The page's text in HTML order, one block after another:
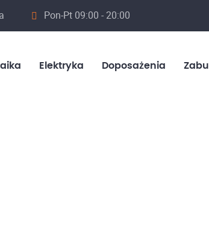
Pon-Pt 09:00 - 20:00
Elektryka Doposażenia